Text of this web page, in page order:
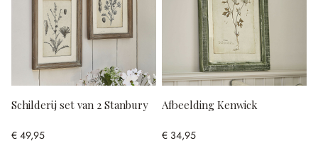
Schilderij set van 2 Stanbury
€ 49,95
Afbeelding Kenwick
€ 34,95